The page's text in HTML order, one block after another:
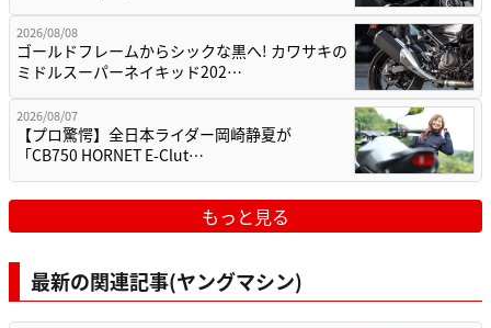
2026/08/08
ゴールドフレームからシックな黒へ! カワサキの
ミドルスーパーネイキッド202…
2026/08/07
【プロ驚愕】全日本ライダー岡崎静夏が
「CB750 HORNET E-Clut…
もっと見る
最新の関連記事(ヤングマシン)